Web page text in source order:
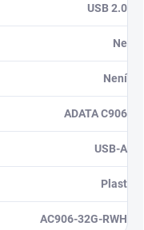
USB 2.0
Ne
Není
ADATA C906
USB-A
Plast
AC906-32G-RWH